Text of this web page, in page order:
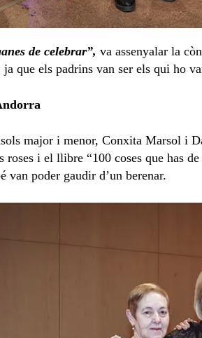
de celebrar”, va assenyalar la
ja que els padrins van ser els qui ho
major i menor, Conxita Marsol i
roses i el llibre “100 coses que has
van poder gaudir d’un berenar.